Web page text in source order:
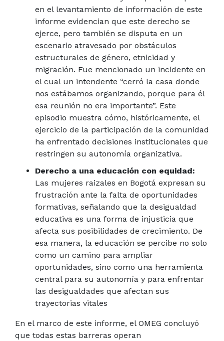
en el levantamiento de información de este
informe evidencian que este derecho se
ejerce, pero también se disputa en un
escenario atravesado por obstáculos
estructurales de género, etnicidad y
migración. Fue mencionado un incidente en
el cual un intendente “cerró la casa donde
nos estábamos organizando, porque para él
esa reunión no era importante”. Este
episodio muestra cómo, históricamente, el
ejercicio de la participación de la comunidad
ha enfrentado decisiones institucionales que
restringen su autonomía organizativa.
Derecho a una educación con equidad:
Las mujeres raizales en Bogotá expresan su
frustración ante la falta de oportunidades
formativas, señalando que la desigualdad
educativa es una forma de injusticia que
afecta sus posibilidades de crecimiento. De
esa manera, la educación se percibe no solo
como un camino para ampliar
oportunidades, sino como una herramienta
central para su autonomía y para enfrentar
las desigualdades que afectan sus
trayectorias vitales
En el marco de este informe, el OMEG concluyó
que todas estas barreras operan